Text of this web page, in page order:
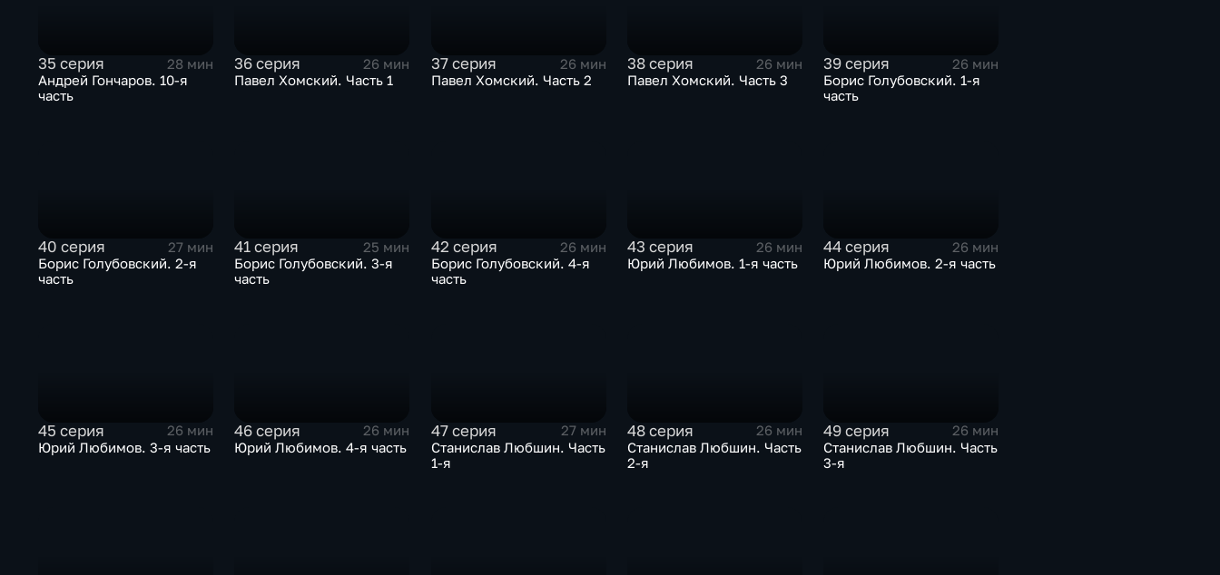
35 серия
28 мин
Андрей Гончаров. 10-я
часть
36 серия
26 мин
Павел Хомский. Часть 1
37 серия
26 мин
Павел Хомский. Часть 2
38 серия
26 мин
Павел Хомский. Часть 3
39 серия
26 мин
Борис Голубовский. 1-я
часть
40 серия
27 мин
Борис Голубовский. 2-я
часть
41 серия
25 мин
Борис Голубовский. 3-я
часть
42 серия
26 мин
Борис Голубовский. 4-я
часть
43 серия
26 мин
Юрий Любимов. 1-я часть
44 серия
26 мин
Юрий Любимов. 2-я часть
45 серия
26 мин
Юрий Любимов. 3-я часть
46 серия
26 мин
Юрий Любимов. 4-я часть
47 серия
27 мин
Станислав Любшин. Часть
1-я
48 серия
26 мин
Станислав Любшин. Часть
2-я
49 серия
26 мин
Станислав Любшин. Часть
3-я